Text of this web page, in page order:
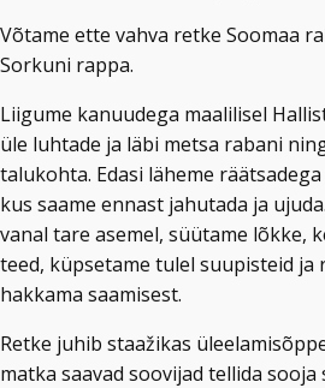
Võtame ette vahva retke Soomaa
Sorkuni rappa.
Liigume kanuudega maalilisel
üle luhtade ja läbi metsa rabani
talukohta. Edasi läheme
kus saame ennast jahutada ja
vanal tare asemel, süütame lõkke,
teed, küpsetame tulel suupisteid ja
hakkama saamisest.
Retke juhib staažikas
matka saavad soovijad tellida sooja